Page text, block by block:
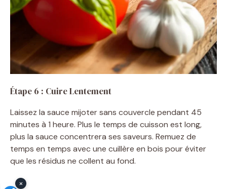
Étape 6 : Cuire Lentement
Laissez la sauce mijoter sans couvercle pendant 45
minutes à 1 heure. Plus le temps de cuisson est long,
plus la sauce concentrera ses saveurs. Remuez de
temps en temps avec une cuillère en bois pour éviter
que les résidus ne collent au fond.
×